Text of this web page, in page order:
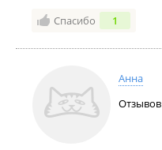
Спасибо 1
Анна
Отзывов